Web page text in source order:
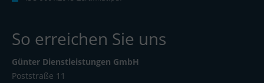
So erreichen Sie uns
Günter Dienstleistungen GmbH
Poststraße 11